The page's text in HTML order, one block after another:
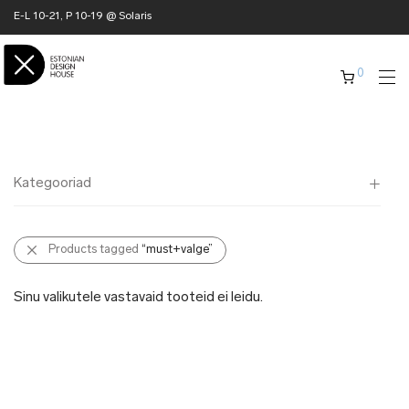
E-L 10-21, P 10-19 @ Solaris
0
Kategooriad
Kõik
✖ KODU
Products tagged “must+valge”
Sinu valikutele vastavaid tooteid ei leidu.